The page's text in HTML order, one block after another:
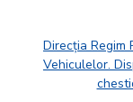
Direcția Regim
Vehiculelor.